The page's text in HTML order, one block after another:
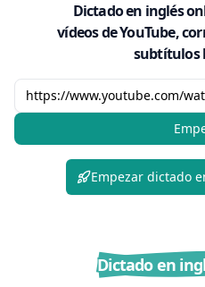
Dictado en inglés
vídeos de YouTube,
subtítulos
Empezar dictado
Dictado en